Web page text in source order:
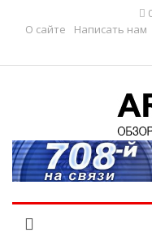
О сайте
Написать нам